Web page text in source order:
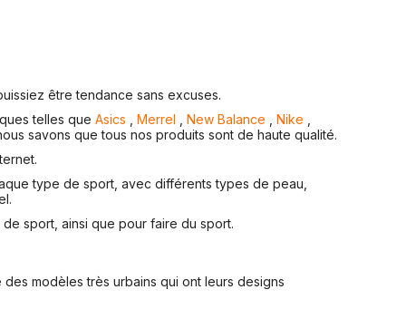
être tendance sans excuses.
telles que Asics , Merrel , New Balance , Nike ,
savons que tous nos produits sont de haute qualité.
type de sport, avec différents types de peau,
sport, ainsi que pour faire du sport.
modèles très urbains qui ont leurs designs